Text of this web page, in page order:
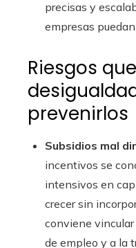
precisas y
empresas
Riesgos
prevenirlos
Subsidios mal
incentivos se
intensivos en
crecer sin
conviene
de empleo y a la